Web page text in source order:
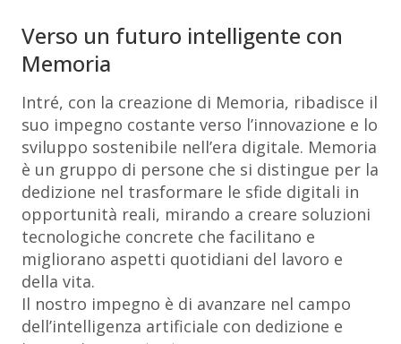
Verso un futuro intelligente con
Memoria
Intré, con la creazione di Memoria, ribadisce il
suo impegno costante verso l’innovazione e lo
sviluppo sostenibile nell’era digitale. Memoria
è un gruppo di persone che si distingue per la
dedizione nel trasformare le sfide digitali in
opportunità reali, mirando a creare soluzioni
tecnologiche concrete che facilitano e
migliorano aspetti quotidiani del lavoro e
della vita.
Il nostro impegno è di avanzare nel campo
dell’intelligenza artificiale con dedizione e